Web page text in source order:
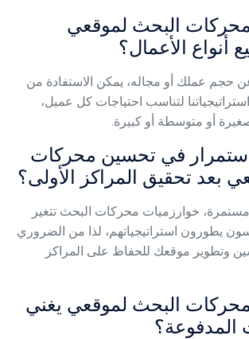
البحث لموقعي
أنواع الأعمال؟
حجم عملك أو مجاله، يمكن الاستفادة من
لتناسب احتياجات كل عميل،
أو متوسطة أو كبيرة.
في تحسين محركات
بعد تحقيق المراكز الأولى؟
خوارزميات محركات البحث تتغير
يطورون استراتيجياتهم، لذا من الضروري
وتطوير موقعك للحفاظ على المراكز
البحث لموقعي يغني
المدفوعة؟